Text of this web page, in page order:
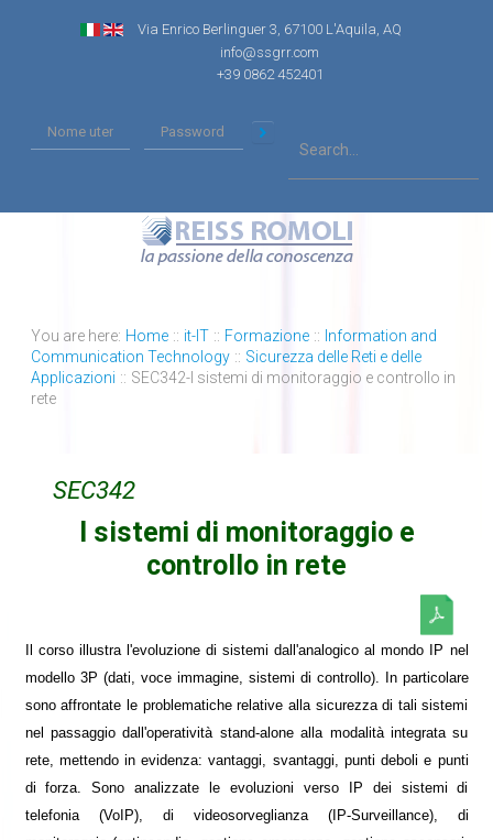
Via Enrico Berlinguer 3, 67100 L'Aquila, AQ
info@ssgrr.com
+39 0862 452401
You are here: Home :: it-IT :: Formazione :: Information and
Communication Technology :: Sicurezza delle Reti e delle
Applicazioni :: SEC342-I sistemi di monitoraggio e controllo in
rete
SEC342
I sistemi di monitoraggio e
controllo in rete
Il corso illustra l'evoluzione di sistemi dall'analogico al mondo IP nel
modello 3P (dati, voce immagine, sistemi di controllo). In particolare
sono affrontate le problematiche relative alla sicurezza di tali sistemi
nel passaggio dall'operatività stand-alone alla modalità integrata su
rete, mettendo in evidenza: vantaggi, svantaggi, punti deboli e punti
di forza. Sono analizzate le evoluzioni verso IP dei sistemi di
telefonia (VoIP), di videosorveglianza (IP-Surveillance), di